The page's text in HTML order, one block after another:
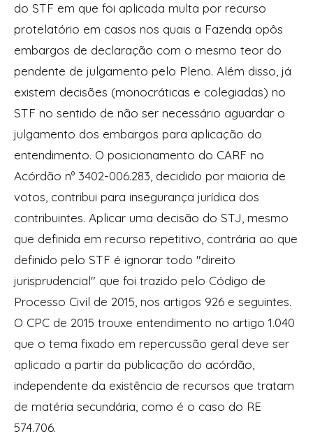
do STF em que foi aplicada multa por recurso
protelatório em casos nos quais a Fazenda opôs
embargos de declaração com o mesmo teor do
pendente de julgamento pelo Pleno. Além disso, já
existem decisões (monocráticas e colegiadas) no
STF no sentido de não ser necessário aguardar o
julgamento dos embargos para aplicação do
entendimento. O posicionamento do CARF no
Acórdão nº 3402-006.283, decidido por maioria de
votos, contribui para insegurança jurídica dos
contribuintes. Aplicar uma decisão do STJ, mesmo
que definida em recurso repetitivo, contrária ao que
definido pelo STF é ignorar todo "direito
jurisprudencial" que foi trazido pelo Código de
Processo Civil de 2015, nos artigos 926 e seguintes.
O CPC de 2015 trouxe entendimento no artigo 1.040
que o tema fixado em repercussão geral deve ser
aplicado a partir da publicação do acórdão,
independente da existência de recursos que tratam
de matéria secundária, como é o caso do RE
574.706.